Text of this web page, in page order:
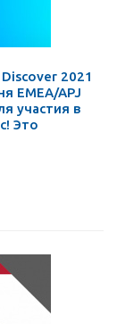
2021
EMEA/APJ
участия в
Это